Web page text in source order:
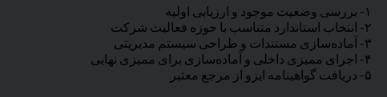
۱- بررسی وضعیت موجود و ارزیابی اولیه
۲- انتخاب استاندارد متناسب با حوزه فعالیت شرکت
۳- آماده‌سازی مستندات و طراحی سیستم مدیریتی
۴- اجرای ممیزی داخلی و آماده‌سازی برای ممیزی نهایی
۵- دریافت گواهینامه ایزو از مرجع معتبر